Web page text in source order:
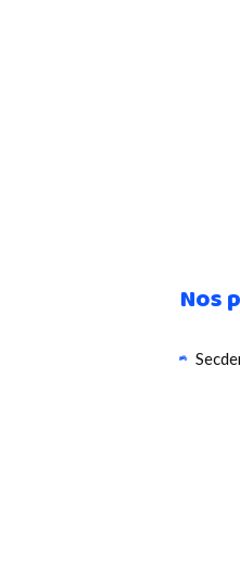
Nos